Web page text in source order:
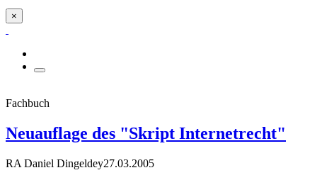
×
Fachbuch
Neuauflage des "Skript Internetrecht"
RA Daniel Dingeldey27.03.2005